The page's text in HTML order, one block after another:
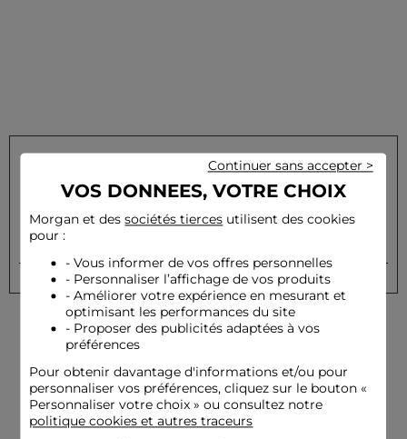
Inscrivez-vous à notre newsletter et recevez nos offres
privilèges
Votre e-mail
Livraison offerte
VOS DONNEES, VOTRE CHOIX
Morgan et dessociétés tierces utilisent des cookies
pour :
- Vous informer de vos offres personnelles
- Personnaliser l’affichage de vos produits
- Améliorer votre expérience en mesurant et
optimisant les performances du site
- Proposer des publicités adaptées à vos
préférences
Pour obtenir davantage d'informations et/ou pour
personnaliser vos préférences, cliquez sur le bouton «
Personnaliser votre choix » ou consultez notre
politique cookies et autres traceurs
Continuer sans accepter >